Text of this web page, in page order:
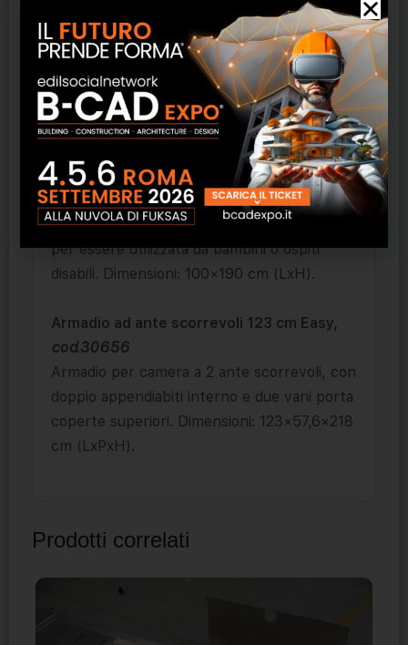
degli accessori pensati anche per la clientela
con disabilità. Dimensioni 104x58x92 cm
(LxPxH), misure interne vano frigobar
47,5×57,4×57 cm.Realizzabile in un’ampia
gamma di finiture di colore.
Pannello appendiabiti attrezzato con
specchio, cod.30654
Pannello appendiabiti, con pomi e specchio.
Due pomi su 4 sono a metà altezza, perfetta
per essere utilizzata da bambini o ospiti
disabili. Dimensioni: 100×190 cm (LxH).
Armadio ad ante scorrevoli 123 cm Easy,
cod.30656
Armadio per camera a 2 ante scorrevoli, con
doppio appendiabiti interno e due vani porta
coperte superiori. Dimensioni: 123×57,6×218
cm (LxPxH).
Prodotti correlati